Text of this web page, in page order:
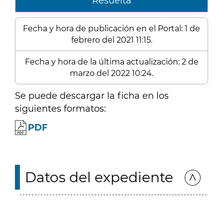
Fecha y hora de publicación en el Portal: 1 de
febrero del 2021 11:15.
Fecha y hora de la última actualización: 2 de
marzo del 2022 10:24.
Se puede descargar la ficha en los
siguientes formatos:
PDF
Datos del expediente